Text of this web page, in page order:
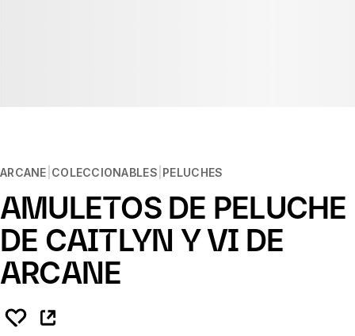
ARCANE COLECCIONABLES PELUCHES
AMULETOS DE PELUCHE
DE CAITLYN Y VI DE
ARCANE